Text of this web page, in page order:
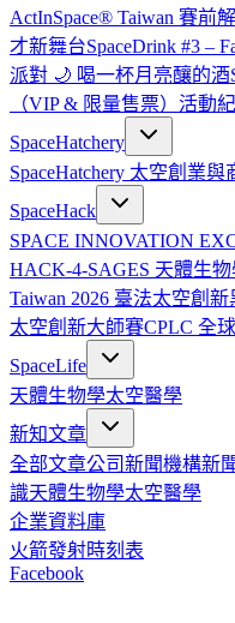
ActInSpace® Taiwan 賽前
才新舞台SpaceDrink #3 –
派對 🌙 喝一杯月亮釀的酒
（VIP & 限量售票） 活動
SpaceHatchery
SpaceHatchery 太空創業
SpaceHack
SPACE INNOVATION
HACK-4-SAGES 天體生
Taiwan 2026 臺法太空創新
太空創新大師賽CPLC 全
SpaceLife
天體生物學太空醫學
新知文章
全部文章公司新聞機構新
識天體生物學太空醫學
企業資料庫
火箭發射時刻表
Facebook